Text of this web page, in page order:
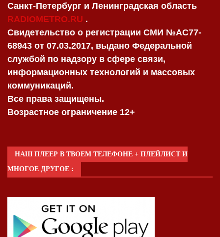
Санкт-Петербург и Ленинградская область
RADIOMETRO.RU .
Свидетельство о регистрации СМИ №AC77-
68943 от 07.03.2017, выдано Федеральной
службой по надзору в сфере связи,
информационных технологий и массовых
коммуникаций.
Все права защищены.
Возрастное ограничение 12+
НАШ ПЛЕЕР В ТВОЕМ ТЕЛЕФОНЕ + ПЛЕЙЛИСТ И
МНОГОЕ ДРУГОЕ :